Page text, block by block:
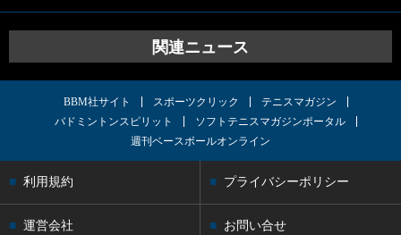
関連ニュース
BBM社サイト スポーツクリック
テニスマガジン
バドミントンスピリット
ソフトテニスマガジンポータル
週刊ベースボールオンライン
利用規約 プライバシーポリシー
運営会社 お問い合せ